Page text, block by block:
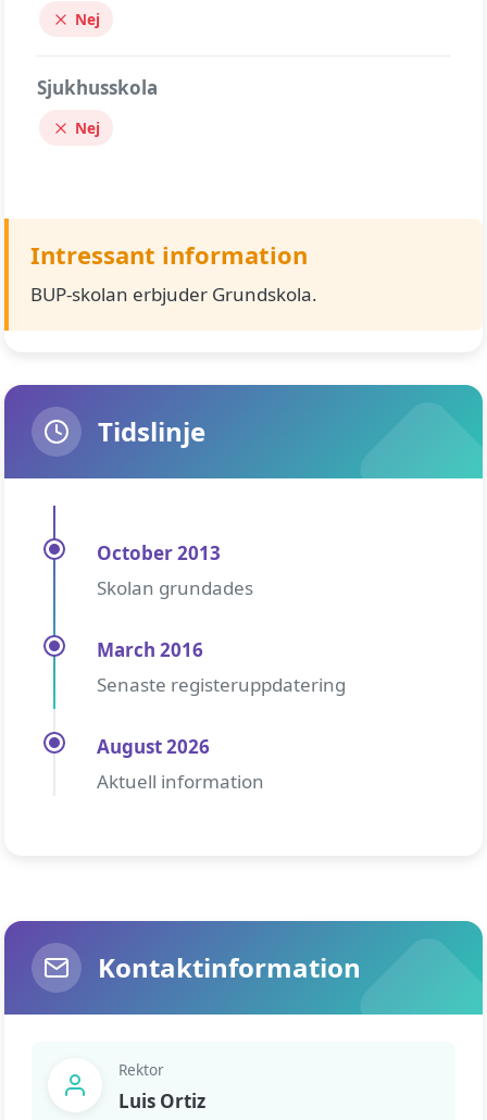
Nej
Sjukhusskola
Nej
Intressant information
BUP-skolan erbjuder Grundskola.
Tidslinje
October 2013
Skolan grundades
March 2016
Senaste registeruppdatering
August 2026
Aktuell information
Kontaktinformation
Rektor
Luis Ortiz